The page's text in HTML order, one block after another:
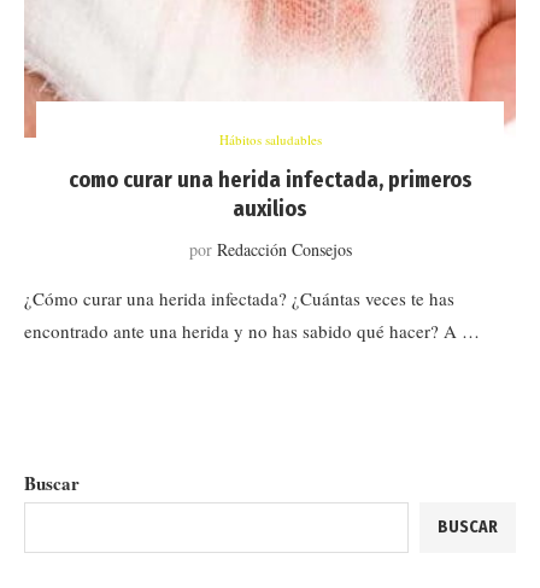
Hábitos saludables
como curar una herida infectada, primeros
auxilios
por Redacción Consejos
¿Cómo curar una herida infectada? ¿Cuántas veces te has
encontrado ante una herida y no has sabido qué hacer? A …
Buscar
BUSCAR